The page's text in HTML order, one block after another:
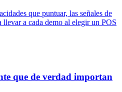
que puntuar, las señales de
a cada demo al elegir un POS
que de verdad importan